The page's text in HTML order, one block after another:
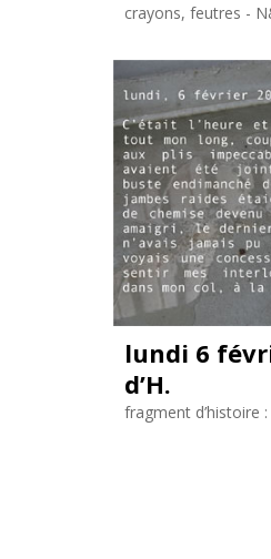
crayons, feutres -
lundi 6
d’H.
fragment d’histoire